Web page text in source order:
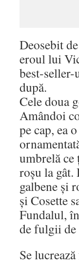
Deosebit
eroul lui
best-
după.
Cele doua
Amândoi
pe cap, ea
umbrelă
roșu la gât.
galbene și
și Cosette
Fundalul,
de fulgii de
Se